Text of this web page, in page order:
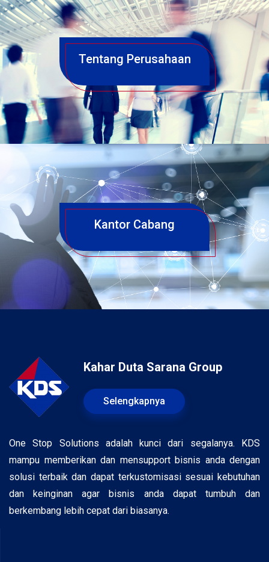
Tentang Perusahaan
Kantor Cabang
Kahar Duta Sarana Group
Selengkapnya
One Stop Solutions adalah kunci dari segalanya. KDS
mampu memberikan dan mensupport bisnis anda dengan
solusi terbaik dan dapat terkustomisasi sesuai kebutuhan
dan keinginan agar bisnis anda dapat tumbuh dan
berkembang lebih cepat dari biasanya.